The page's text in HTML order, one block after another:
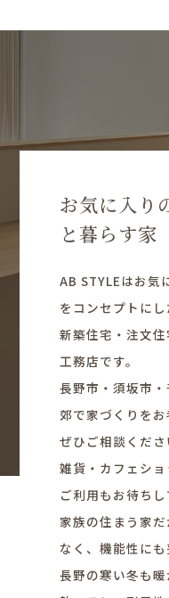
お気に入り
と暮らす家
AB STYLEはお気
をコンセプトにし
新築住宅・注文
工務店です。
長野市・須坂市
郊で家づくりを
ぜひご相談くださ
雑貨・カフェシ
ご利用もお待ちし
家族の住まう家
なく、機能性にも
長野の寒い冬も